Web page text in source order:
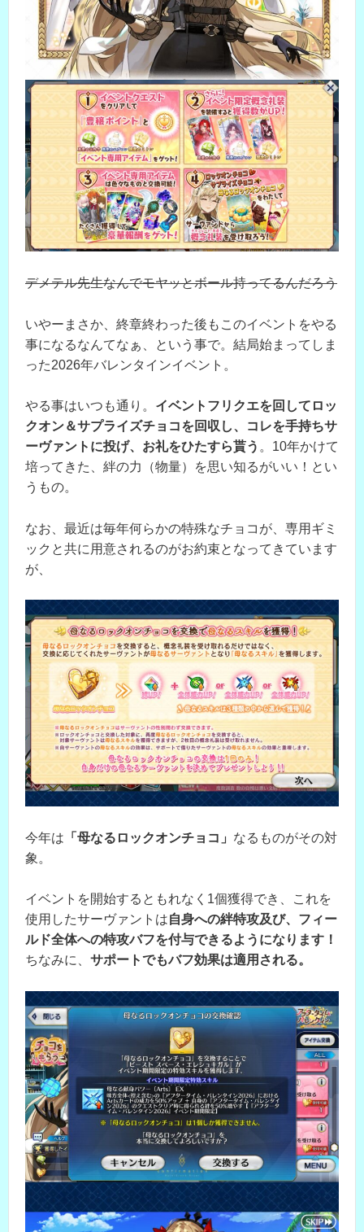
デメテル先生なんでモヤッとボール持ってるんだろう
いやーまさか、終章終わった後もこのイベントをやる
事になるなんてなぁ、という事で。結局始まってしま
った2026年バレンタインイベント。
やる事はいつも通り。 イベントフリクエを回してロッ
クオン＆サプライズチョコを回収し、コレを手持ちサ
ーヴァントに投げ、お礼をひたすら貰う 。10年かけて
培ってきた、絆の力（物量）を思い知るがいい！とい
うもの。
なお、最近は毎年何らかの特殊なチョコが、専用ギミ
ックと共に用意されるのがお約束となってきています
が、
今年は 「母なるロックオンチョコ」 なるものがその対
象。
イベントを開始するともれなく1個獲得でき、これを
使用したサーヴァントは自身への絆特攻及び、フィー
ルド全体への特攻バフを付与できるようになります！
ちなみに、 サポートでもバフ効果は適用される。